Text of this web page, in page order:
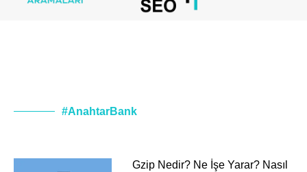
#AnahtarBank
Gzip Nedir? Ne İşe Yarar? Nasıl